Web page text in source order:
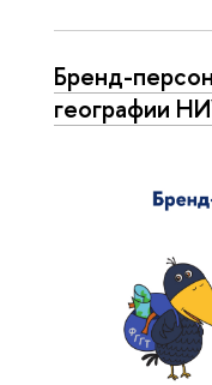
Бренд-
географии